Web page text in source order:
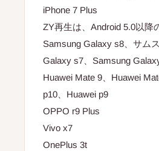
iPhone 7 Plus
ZY再生は、Android 5.0以降
Samsung Galaxy s8、サム
Galaxy s7、Samsung
Huawei Mate 9、Huawei
p10、Huawei p9
OPPO r9 Plus
Vivo x7
OnePlus 3t